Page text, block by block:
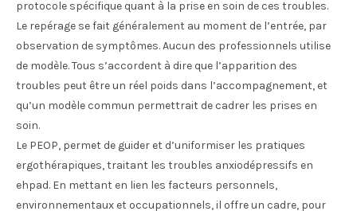
protocole spécifique quant à la prise en soin de ces troubles.
Le repérage se fait généralement au moment de l’entrée, par
observation de symptômes. Aucun des professionnels utilise
de modèle. Tous s’accordent à dire que l’apparition des
troubles peut être un réel poids dans l’accompagnement, et
qu’un modèle commun permettrait de cadrer les prises en
soin.
Le PEOP, permet de guider et d’uniformiser les pratiques
ergothérapiques, traitant les troubles anxiodépressifs en
ehpad. En mettant en lien les facteurs personnels,
environnementaux et occupationnels, il offre un cadre, pour